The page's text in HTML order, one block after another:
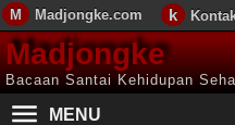
Madjongke.com
Madjongke
Bacaan Santai Kehidupan
MENU